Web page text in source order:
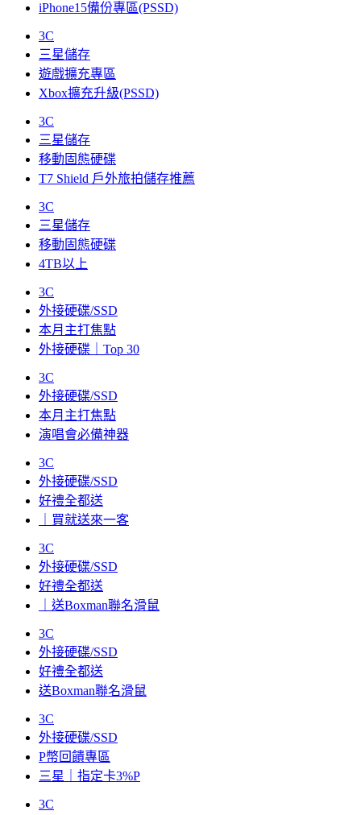
iPhone15備份專區(PSSD)
3C
三星儲存
遊戲擴充專區
Xbox擴充升級(PSSD)
3C
三星儲存
移動固態硬碟
T7 Shield 戶外旅拍儲存推薦
3C
三星儲存
移動固態硬碟
4TB以上
3C
外接硬碟/SSD
本月主打焦點
外接硬碟｜Top 30
3C
外接硬碟/SSD
本月主打焦點
演唱會必備神器
3C
外接硬碟/SSD
好禮全都送
｜買就送來一客
3C
外接硬碟/SSD
好禮全都送
｜送Boxman聯名滑鼠
3C
外接硬碟/SSD
好禮全都送
送Boxman聯名滑鼠
3C
外接硬碟/SSD
P幣回饋專區
三星｜指定卡3%P
3C